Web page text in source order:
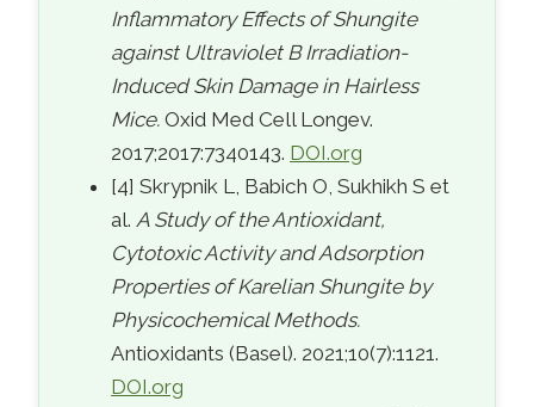
Inflammatory Effects of Shungite
against Ultraviolet B Irradiation-
Induced Skin Damage in Hairless
Mice. Oxid Med Cell Longev.
2017;2017:7340143. DOI.org
[4] Skrypnik L, Babich O, Sukhikh S et
al.A Study of the Antioxidant,
Cytotoxic Activity and Adsorption
Properties of Karelian Shungite by
Physicochemical Methods.
Antioxidants (Basel). 2021;10(7):1121.
DOI.org